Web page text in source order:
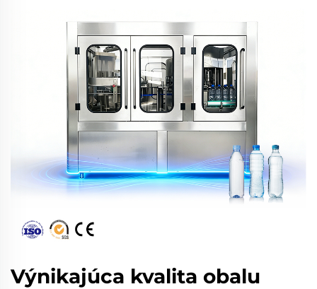
Výnikajúca kvalita obalu